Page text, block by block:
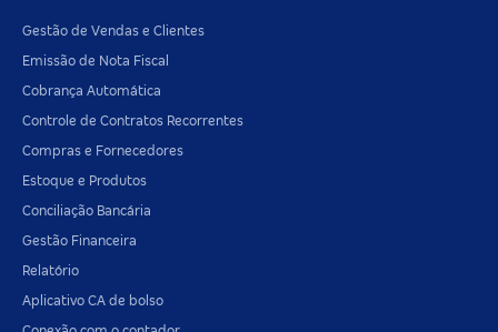
Gestão de Vendas e Clientes
Emissão de Nota Fiscal
Cobrança Automática
Controle de Contratos Recorrentes
Compras e Fornecedores
Estoque e Produtos
Conciliação Bancária
Gestão Financeira
Relatório
Aplicativo CA de bolso